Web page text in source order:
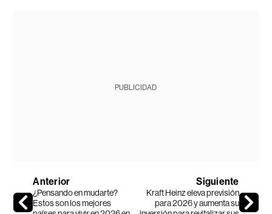
PUBLICIDAD
Anterior
¿Pensando en mudarte?
Estos son los mejores
Siguiente
Kraft Heinz eleva previsión
para 2026 y aumenta su